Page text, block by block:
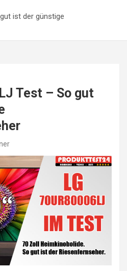
ist der günstige
Test – So gut